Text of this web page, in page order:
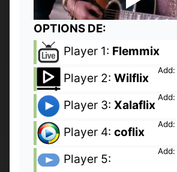
OPTIONS DE:
Player 1: Flemmix
Add:
Player 2: Wilflix
Add:
Player 3: Xalaflix
Add:
Player 4: coflix
Add:
Player 5: